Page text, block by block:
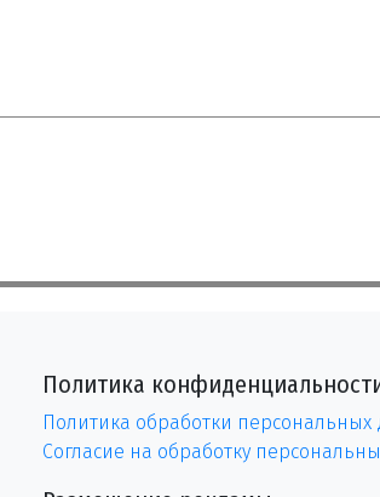
Политика
Политика обработки
Согласие на обработку